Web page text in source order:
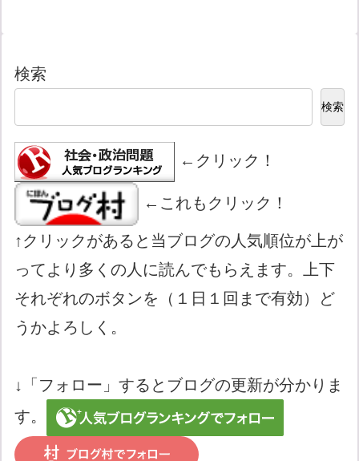
検索
検索
←クリック！
←これもクリック！
↑クリックがあると当ブログの人気順位が上が
ってより多くの人に読んでもらえます。上下
それぞれのボタンを（１日１回まで有効）ど
うかよろしく。
↓「フォロー」するとブログの更新が分かりま
す。